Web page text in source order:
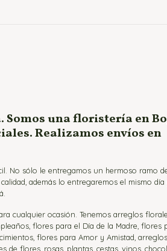
una floristería en
Realizamos envíos en
No sólo le entregamos un hermoso ramo
además lo entregaremos el mismo día
cualquier ocasión. Tenemos arreglos
flores para el Día de la Madre, flores
flores para Amor y Amistad, arreglos
de flores, rosas, plantas, cestas, vinos,